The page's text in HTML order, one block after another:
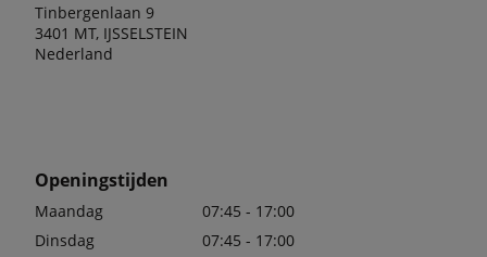
Tinbergenlaan 9
3401 MT, IJSSELSTEIN
Nederland
Openingstijden
Maandag
07:45 - 17:00
Dinsdag
07:45 - 17:00